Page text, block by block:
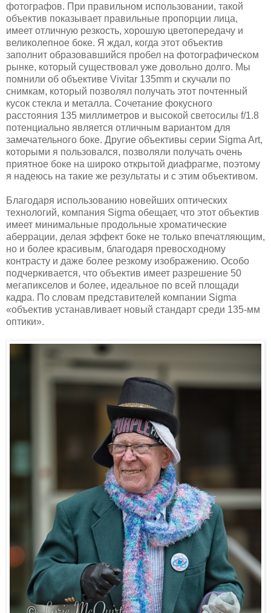
фотографов. При правильном использовании, такой
объектив показывает правильные пропорции лица,
имеет отличную резкость, хорошую цветопередачу и
великолепное боке. Я ждал, когда этот объектив
заполнит образовавшийся пробел на фотографическом
рынке, который существовал уже довольно долго. Мы
помнили об объективе Vivitar 135mm и скучали по
снимкам, который позволял получать этот почтенный
кусок стекла и металла. Сочетание фокусного
расстояния 135 миллиметров и высокой светосилы f/1.8
потенциально является отличным вариантом для
замечательного боке. Другие объективы серии Sigma Art,
которыми я пользовался, позволяли получать очень
приятное боке на широко открытой диафрагме, поэтому
я надеюсь на такие же результаты и с этим объективом.
Благодаря использованию новейших оптических
технологий, компания Sigma обещает, что этот объектив
имеет минимальные продольные хроматические
аберрации, делая эффект боке не только впечатляющим,
но и более красивым, благодаря превосходному
контрасту и даже более резкому изображению. Особо
подчеркивается, что объектив имеет разрешение 50
мегапикселов и более, идеальное по всей площади
кадра. По словам представителей компании Sigma
«объектив устанавливает новый стандарт среди 135-мм
оптики».